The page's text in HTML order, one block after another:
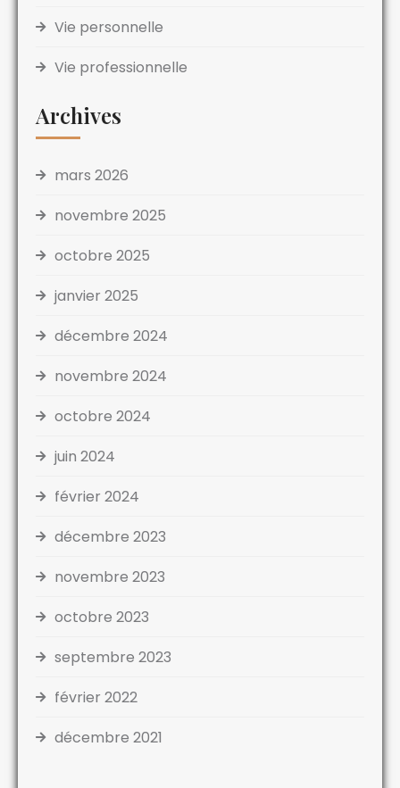
Vie personnelle
Vie professionnelle
Archives
mars 2026
novembre 2025
octobre 2025
janvier 2025
décembre 2024
novembre 2024
octobre 2024
juin 2024
février 2024
décembre 2023
novembre 2023
octobre 2023
septembre 2023
février 2022
décembre 2021